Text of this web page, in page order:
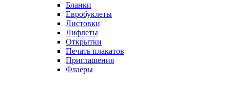
Бланки
Евробуклеты
Листовки
Лифлеты
Открытки
Печать плакатов
Приглашения
Флаеры